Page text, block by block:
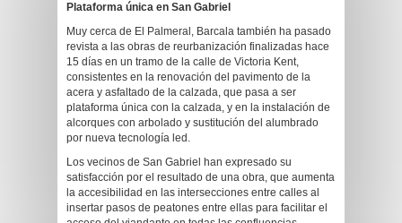
Plataforma única en San Gabriel
Muy cerca de El Palmeral, Barcala también ha pasado
revista a las obras de reurbanización finalizadas hace
15 días en un tramo de la calle de Victoria Kent,
consistentes en la renovación del pavimento de la
acera y asfaltado de la calzada, que pasa a ser
plataforma única con la calzada, y en la instalación de
alcorques con arbolado y sustitución del alumbrado
por nueva tecnología led.
Los vecinos de San Gabriel han expresado su
satisfacción por el resultado de una obra, que aumenta
la accesibilidad en las intersecciones entre calles al
insertar pasos de peatones entre ellas para facilitar el